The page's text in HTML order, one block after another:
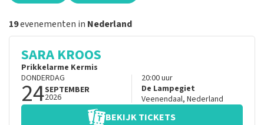
19evenementen in Nederland
SARA KROOS
Prikkelarme Kermis
DONDERDAG
24SEPTEMBER
2026
20:00uur
De Lampegiet
Veenendaal, Nederland
BEKIJK TICKETS